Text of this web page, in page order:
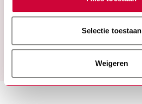
Selectie toestaan
Weigeren